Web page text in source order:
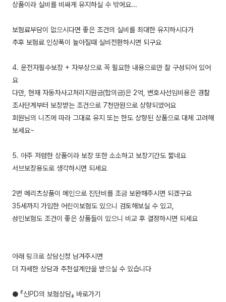
상품이라 실비를 비싸게 유지하실 수 밖에요...
보험료부담이 없으시다면 좋은 조건의 실비를 최대한 유지하시다가
추후 보험료 인상폭이 높아질때 실비전환하시면 되구요
4. 운전자필수보장 + 자부상으로 꼭 필요한 내용으로만 잘 구성되어 있어
요
다만, 현재 자동차사고처리지원금(합의금)은 2억, 변호사선임비용은 경찰
조사단계부터 보장받는 조건으로 7천만원으로 상향되었어요
회원님의 니즈에 따라 그대로 유지 또는 한도 상향된 상품으로 대체 고려해
보세요~
5. 아주 저렴한 상품이라 보장 또한 소소하고 보장기간도 짧네요
서브보장용도로 생각하시면 되세요
2번 메리츠상품이 메인으로 진단비를 조금 보완해주시면 되겠구요
35세까지 가입한 어린이보험도 있으니 검토해보실 수 있고,
성인보험도 조건이 좋은 상품들이 있으니 비교 후 결정하시면 되세요
아래 링크로 상담신청 남겨주시면
더 자세한 상담과 추천설계안을 받으실 수 있습니다
● 『신PD의 보험상담』 바로가기